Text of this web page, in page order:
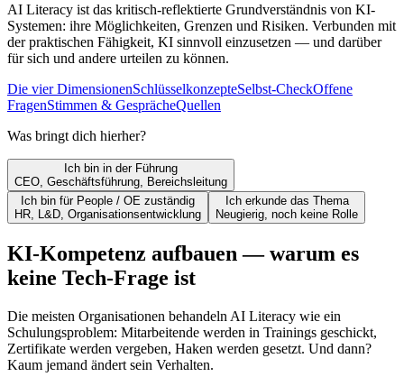
AI Literacy ist das kritisch-reflektierte Grundverständnis von KI-
Systemen: ihre Möglichkeiten, Grenzen und Risiken. Verbunden mit
der praktischen Fähigkeit, KI sinnvoll einzusetzen — und darüber
für sich und andere urteilen zu können.
Die vier DimensionenSchlüsselkonzepteSelbst-CheckOffene
FragenStimmen & GesprächeQuellen
Was bringt dich hierher?
Ich bin in der Führung
CEO, Geschäftsführung, Bereichsleitung
Ich bin für People / OE zuständig
HR, L&D, Organisationsentwicklung
Ich erkunde das Thema
Neugierig, noch keine Rolle
KI-Kompetenz aufbauen — warum es
keine Tech-Frage ist
Die meisten Organisationen behandeln AI Literacy wie ein
Schulungsproblem: Mitarbeitende werden in Trainings geschickt,
Zertifikate werden vergeben, Haken werden gesetzt. Und dann?
Kaum jemand ändert sein Verhalten.